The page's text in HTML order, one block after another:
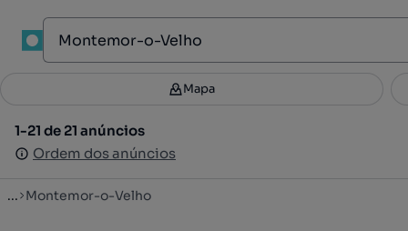
Filtros 3
1-21 de 21 anúncios
Ordem dos anúncios
Mapa
1-21 de 21 anúncios
Ordem dos anúncios
... Montemor-o-Velho